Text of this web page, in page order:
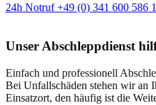
24h Notruf +49 (0) 341 600 586
Unser Abschleppdienst
Einfach und professionell
Bei Unfallschäden stehen wir an
Einsatzort, den häufig ist die